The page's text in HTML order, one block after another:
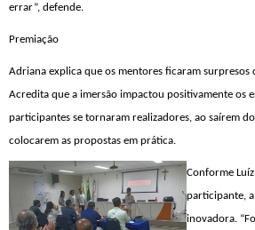
errar”, defende.
Premiação
Adriana explica que os mentores ficaram
Acredita que a imersão impactou positivamente os
participantes se tornaram realizadores, ao saírem
colocarem as propostas em prática.
Conforme
participante,
inovadora.